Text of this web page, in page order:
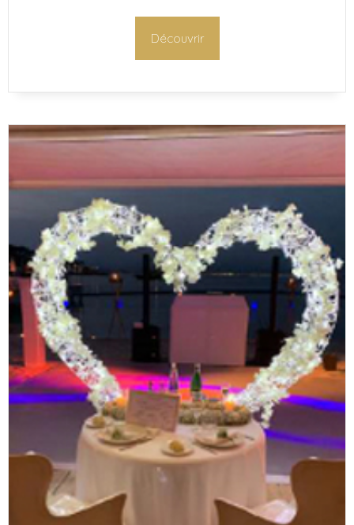
Découvrir